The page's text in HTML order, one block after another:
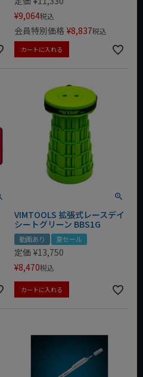
¥9,064税込
会員特別価格 ¥8,837税込
カートに入れる
VIMTOOLS 拡張式レースデイ
シートグリーン BBS1G
動画あり 夏セール
定価 ¥13,750
¥8,470税込
カートに入れる